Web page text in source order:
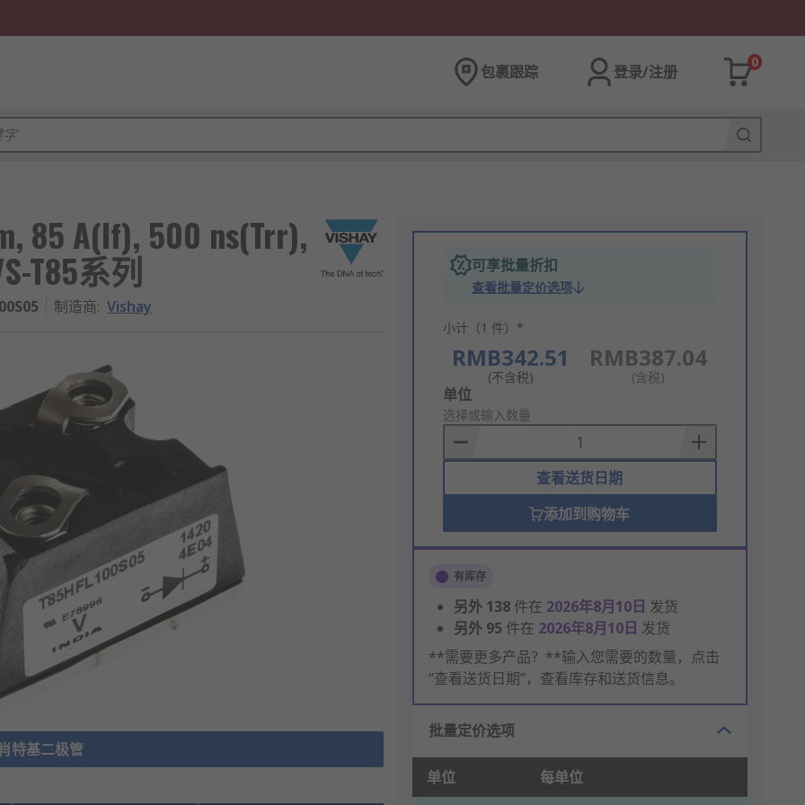
包裹跟踪 登录/注册
0
85 A(If), 500 ns(Trr),
T85系列
制造商: Vishay
特基二极管
可享批量折扣
查看批量定价选项
小计（1 件）*
RMB342.51
(不含税)
RMB387.04
(含税)
Add
to
Basket
单位
选择或输入数量
查看送货日期
添加到购物车
有库存
另外 138 件在 2026年8月10日 发货
另外 95 件在 2026年8月10日 发货
**需要更多产品？**输入您需要的数量，点击
“查看送货日期”，查看库存和送货信息。
批量定价选项
单位 每单位